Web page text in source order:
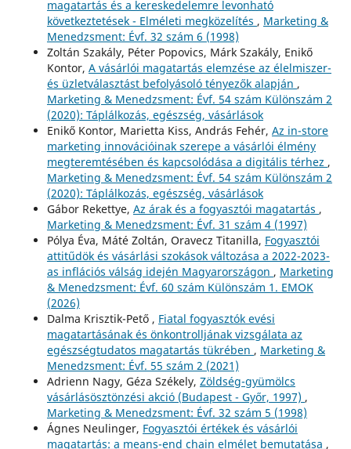
magatartás és a kereskedelemre levonható
következtetések - Elméleti megközelítés , Marketing &
Menedzsment: Évf. 32 szám 6 (1998)
Zoltán Szakály, Péter Popovics, Márk Szakály, Enikő
Kontor, A vásárlói magatartás elemzése az élelmiszer-
és üzletválasztást befolyásoló tényezők alapján ,
Marketing & Menedzsment: Évf. 54 szám Különszám 2
(2020): Táplálkozás, egészség, vásárlások
Enikő Kontor, Marietta Kiss, András Fehér, Az in-store
marketing innovációinak szerepe a vásárlói élmény
megteremtésében és kapcsolódása a digitális térhez ,
Marketing & Menedzsment: Évf. 54 szám Különszám 2
(2020): Táplálkozás, egészség, vásárlások
Gábor Rekettye, Az árak és a fogyasztói magatartás ,
Marketing & Menedzsment: Évf. 31 szám 4 (1997)
Pólya Éva, Máté Zoltán, Oravecz Titanilla, Fogyasztói
attitűdök és vásárlási szokások változása a 2022-2023-
as inflációs válság idején Magyarországon , Marketing
& Menedzsment: Évf. 60 szám Különszám 1. EMOK
(2026)
Dalma Krisztik-Pető , Fiatal fogyasztók evési
magatartásának és önkontrolljának vizsgálata az
egészségtudatos magatartás tükrében , Marketing &
Menedzsment: Évf. 55 szám 2 (2021)
Adrienn Nagy, Géza Székely, Zöldség-gyümölcs
vásárlásösztönzési akció (Budapest - Győr, 1997) ,
Marketing & Menedzsment: Évf. 32 szám 5 (1998)
Ágnes Neulinger, Fogyasztói értékek és vásárlói
magatartás: a means-end chain elmélet bemutatása ,